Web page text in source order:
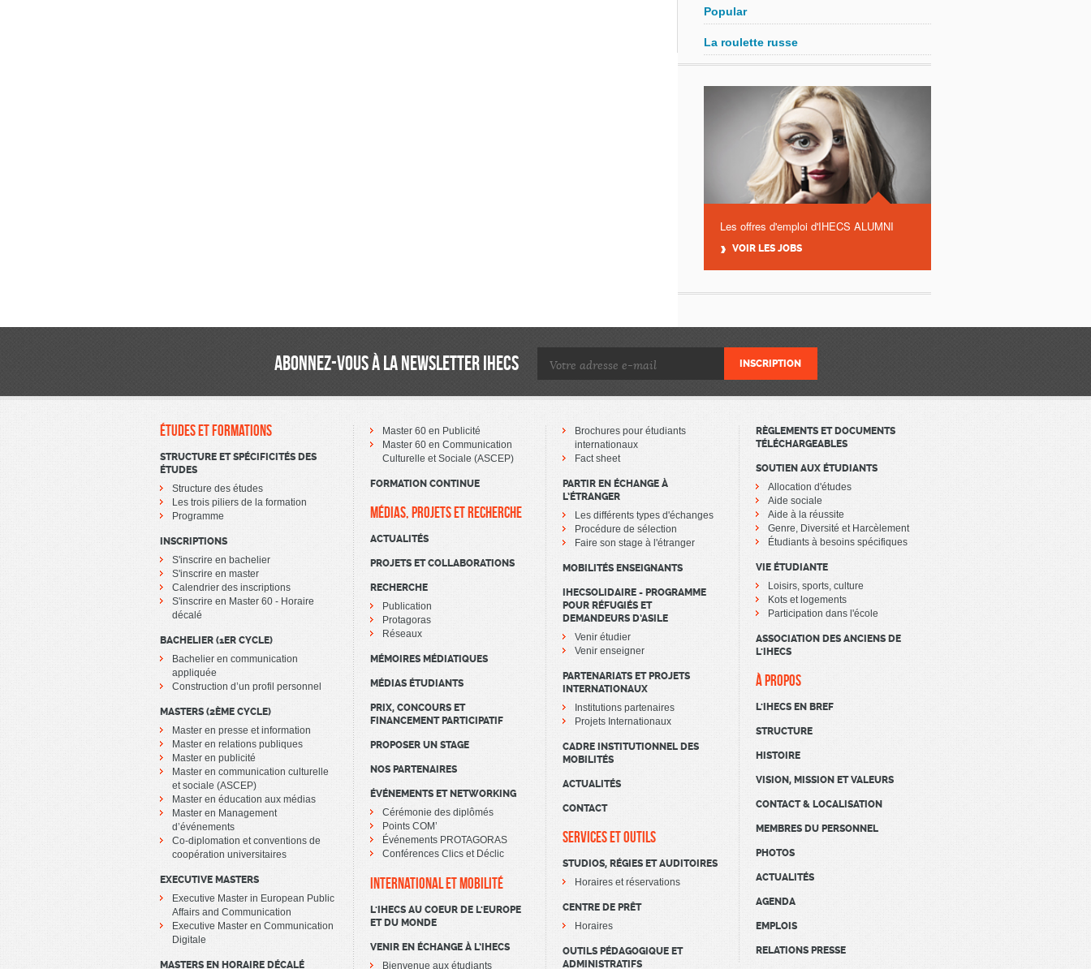
Popular
La roulette russe
Les offres d'emploi d'IHECS ALUMNI
VOIR LES JOBS
ABONNEZ-VOUS À LA NEWSLETTER IHECS
ÉTUDES ET FORMATIONS
STRUCTURE ET SPÉCIFICITÉS DES
ÉTUDES
Structure des études
Les trois piliers de la formation
Programme
INSCRIPTIONS
S'inscrire en bachelier
S'inscrire en master
Calendrier des inscriptions
S'inscrire en Master 60 - Horaire
décalé
BACHELIER (1ER CYCLE)
Bachelier en communication
appliquée
Construction d’un profil personnel
MASTERS (2ÈME CYCLE)
Master en presse et information
Master en relations publiques
Master en publicité
Master en communication culturelle
et sociale (ASCEP)
Master en éducation aux médias
Master en Management
d’événements
Co-diplomation et conventions de
coopération universitaires
EXECUTIVE MASTERS
Executive Master in European Public
Affairs and Communication
Executive Master en Communication
Digitale
MASTERS EN HORAIRE DÉCALÉ
Master 60 en Publicité
Master 60 en Communication
Culturelle et Sociale (ASCEP)
FORMATION CONTINUE
MÉDIAS, PROJETS ET RECHERCHE
ACTUALITÉS
PROJETS ET COLLABORATIONS
RECHERCHE
Publication
Protagoras
Réseaux
MÉMOIRES MÉDIATIQUES
MÉDIAS ÉTUDIANTS
PRIX, CONCOURS ET
FINANCEMENT PARTICIPATIF
PROPOSER UN STAGE
NOS PARTENAIRES
ÉVÉNEMENTS ET NETWORKING
Cérémonie des diplômés
Points COM’
Événements PROTAGORAS
Conférences Clics et Déclic
INTERNATIONAL ET MOBILITÉ
L'IHECS AU COEUR DE L'EUROPE
ET DU MONDE
VENIR EN ÉCHANGE À L’IHECS
Bienvenue aux étudiants
Brochures pour étudiants
internationaux
Fact sheet
PARTIR EN ÉCHANGE À
L’ÉTRANGER
Les différents types d'échanges
Procédure de sélection
Faire son stage à l'étranger
MOBILITÉS ENSEIGNANTS
IHECSOLIDAIRE - PROGRAMME
POUR RÉFUGIÉS ET
DEMANDEURS D’ASILE
Venir étudier
Venir enseigner
PARTENARIATS ET PROJETS
INTERNATIONAUX
Institutions partenaires
Projets Internationaux
CADRE INSTITUTIONNEL DES
MOBILITÉS
ACTUALITÉS
CONTACT
SERVICES ET OUTILS
STUDIOS, RÉGIES ET AUDITOIRES
Horaires et réservations
CENTRE DE PRÊT
Horaires
OUTILS PÉDAGOGIQUE ET
ADMINISTRATIFS
RÈGLEMENTS ET DOCUMENTS
TÉLÉCHARGEABLES
SOUTIEN AUX ÉTUDIANTS
Allocation d'études
Aide sociale
Aide à la réussite
Genre, Diversité et Harcèlement
Étudiants à besoins spécifiques
VIE ÉTUDIANTE
Loisirs, sports, culture
Kots et logements
Participation dans l'école
ASSOCIATION DES ANCIENS DE
L'IHECS
À PROPOS
L'IHECS EN BREF
STRUCTURE
HISTOIRE
VISION, MISSION ET VALEURS
CONTACT & LOCALISATION
MEMBRES DU PERSONNEL
PHOTOS
ACTUALITÉS
AGENDA
EMPLOIS
RELATIONS PRESSE